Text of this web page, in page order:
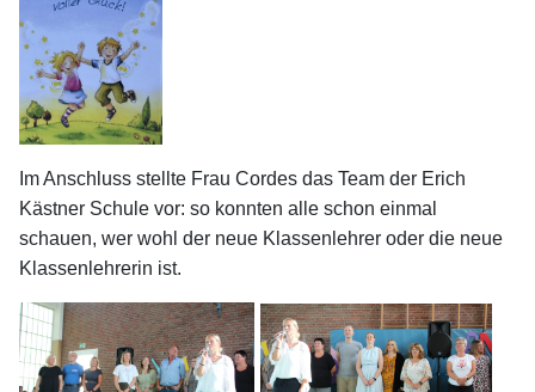
Im Anschluss stellte Frau Cordes das Team der Erich
Kästner Schule vor: so konnten alle schon einmal
schauen, wer wohl der neue Klassenlehrer oder die neue
Klassenlehrerin ist.